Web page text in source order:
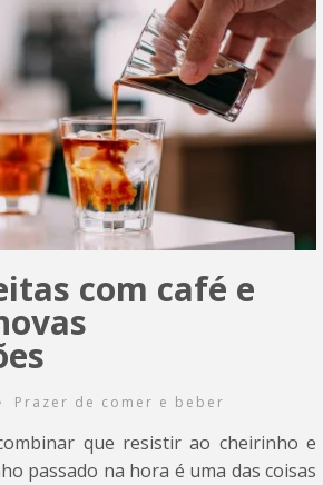
com café e
Prazer de comer e beber
que resistir ao cheirinho e
passado na hora é uma das coisas